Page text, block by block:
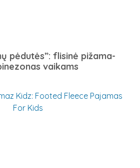
pėdutės”: flisinė pižama-
vaikams